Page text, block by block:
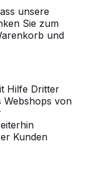
unsere
Sie zum
und
Hilfe Dritter
Webshops von
Kunden
26-10-2023